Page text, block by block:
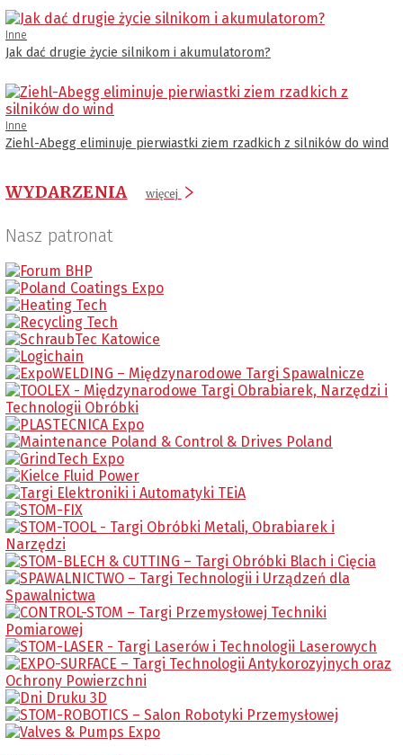
Inne
Jak dać drugie życie silnikom i akumulatorom?
Inne
Ziehl-Abegg eliminuje pierwiastki ziem rzadkich z silników do wind
WYDARZENIA więcej
Nasz patronat